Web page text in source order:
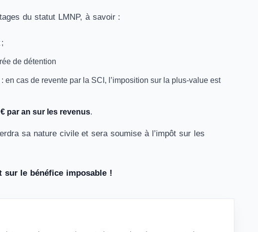
du statut LMNP, à savoir :
de détention
: en cas de revente par la SCI, l’imposition sur la plus-value est
par an sur les revenus.
sa nature civile et sera soumise à l’impôt sur les
sur le bénéfice imposable !